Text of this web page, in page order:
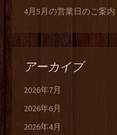
4月5月の営業日のご案内
アーカイブ
2026年7月
2026年6月
2026年4月